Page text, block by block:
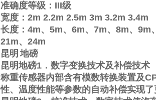
准确度等级： III级
宽度： 2m 2.2m 2.5m 3m 3.2m 3.4m
长度： 4m、 5m、 6m、 7m、 8m、 9m、
21m、 24m
昆明 地磅
昆明地磅1 ．数字变换技术及补偿技术
称重传感器内部含有模数转换装置及
性、温度性能等参数的自动补偿实现了